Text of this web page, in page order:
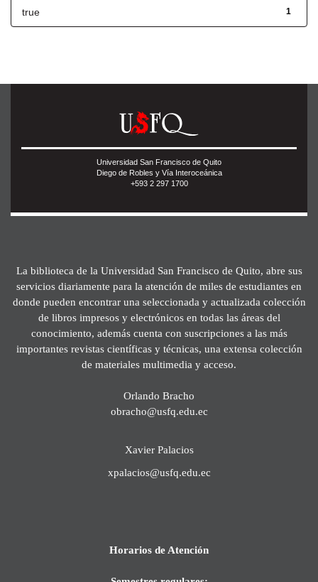
1
true
Universidad San Francisco de Quito
Diego de Robles y Vía Interoceánica
+593 2 297 1700
La biblioteca de la Universidad San Francisco de Quito, abre sus
servicios diariamente para la atención de miles de estudiantes en
donde pueden encontrar una seleccionada y actualizada colección
de libros impresos y electrónicos en todas las áreas del
conocimiento, además cuenta con suscripciones a las más
importantes revistas científicas y técnicas, una extensa colección
de materiales multimedia y acceso.
Orlando Bracho
obracho@usfq.edu.ec
Xavier Palacios
xpalacios@usfq.edu.ec
Horarios de Atención